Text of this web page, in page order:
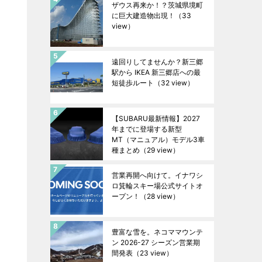
ザウス再来か！？茨城県境町
に巨大建造物出現！
（33
view）
遠回りしてませんか？新三郷
駅から IKEA 新三郷店への最
短徒歩ルート
（32 view）
【SUBARU最新情報】2027
年までに登場する新型
MT（マニュアル）モデル3車
種まとめ （29 view）
営業再開へ向けて。イナワシ
ロ箕輪スキー場公式サイトオ
ープン！
（28 view）
豊富な雪を。ネコママウンテ
ン 2026-27 シーズン営業期
間発表 （23 view）